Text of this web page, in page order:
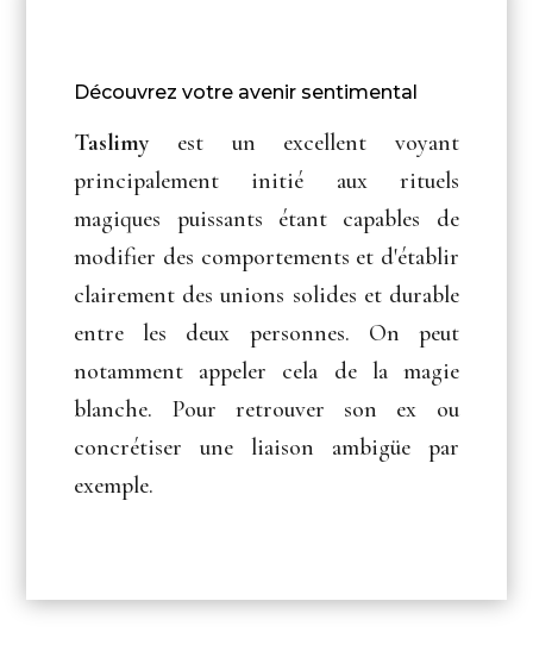
Découvrez votre avenir sentimental
Taslimyest un excellent voyant
principalement initié aux rituels
magiques puissants étant capables de
modifier des comportements et d'établir
clairement des unions solides et durable
entre les deux personnes. On peut
notamment appeler cela de la magie
blanche. Pour retrouver son ex ou
concrétiser une liaison ambigüe par
exemple.